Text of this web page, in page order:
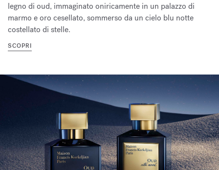
legno di oud, immaginato oniricamente in un palazzo di
marmo e oro cesellato, sommerso da un cielo blu notte
costellato di stelle.
SCOPRI